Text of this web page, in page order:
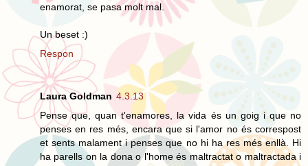
enamorat, se pasa molt mal.
Un beset :)
Respon
Laura Goldman 4.3.13
Pense que, quan t'enamores, la vida és un goig i que no
penses en res més, encara que si l'amor no és correspost
et sents malament i penses que no hi ha res més enllà. Hi
ha parells on la dona o l'home és maltractat o maltractada i